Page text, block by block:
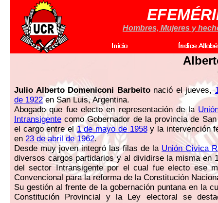
Hombres, Mujeres y
Julio Alberto Domeniconi Barbeitonació el jueves,
de 1922en San Luis, Argentina.
Abogado que fue electo en representación de la
Intransigente como Gobernador de la provincia de
el cargo entre el1 de mayo de 1958y la intervención
en 23 de abril de 1962.
Desde muy joven integró las filas de la Unión Cívica
diversos cargos partidarios y al dividirse la misma en
del sector Intransigente por el cual fue electo ese
Convencional para la reforma de la Constitución
Su gestión al frente de la gobernación puntana en la
Constitución Provincial y la Ley electoral se